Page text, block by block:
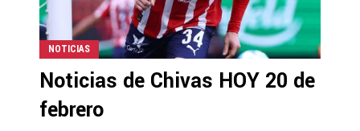
NOTICIAS
Noticias de Chivas HOY 20 de
febrero